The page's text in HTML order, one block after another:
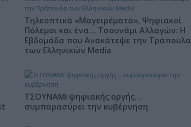
Τηλεοπτικά «Μαγειρέματα», Ψηφιακοί
Πόλεμοι και ένα… Τσουνάμι Αλλαγών: Η
Εβδομάδα που Ανακάτεψε την Τράπουλα
των Ελληνικών Media
ΤΣΟΥΝΑΜΙ ψηφιακής οργής…
συμπαρασύρει την κυβέρνηση